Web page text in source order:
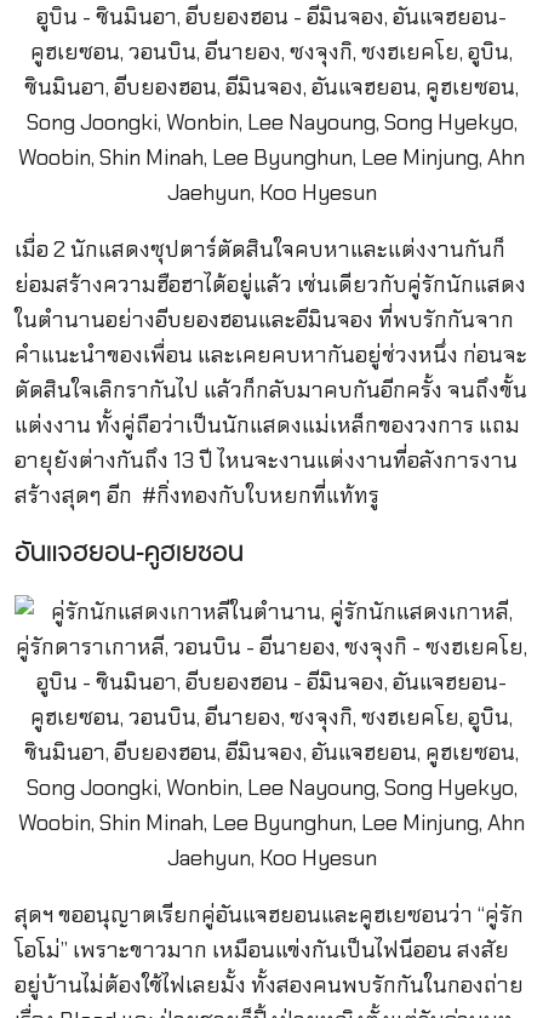
เมื่อ 2 นักแสดงซุปตาร์ตัดสินใจคบหาและแต่งงานกันก็
ย่อมสร้างความฮือฮาได้อยู่แล้ว เช่นเดียวกับคู่รักนักแสดง
ในตำนานอย่างอีบยองฮอนและอีมินจอง ที่พบรักกันจาก
คำแนะนำของเพื่อน และเคยคบหากันอยู่ช่วงหนึ่ง ก่อนจะ
ตัดสินใจเลิกรากันไป แล้วก็กลับมาคบกันอีกครั้ง จนถึงขั้น
แต่งงาน ทั้งคู่ถือว่าเป็นนักแสดงแม่เหล็กของวงการ แถม
อายุยังต่างกันถึง 13 ปี ไหนจะงานแต่งงานที่อลังการงาน
สร้างสุดๆ อีก #กิ่งทองกับใบหยกที่แท้ทรู
อันแจฮยอน-คูฮเยซอน
สุดฯ ขออนุญาตเรียกคู่อันแจฮยอนและคูฮเยซอนว่า “คู่รัก
โอโม่” เพราะขาวมาก เหมือนแข่งกันเป็นไฟนีออน สงสัย
อยู่บ้านไม่ต้องใช้ไฟเลยมั้ง ทั้งสองคนพบรักกันในกองถ่าย